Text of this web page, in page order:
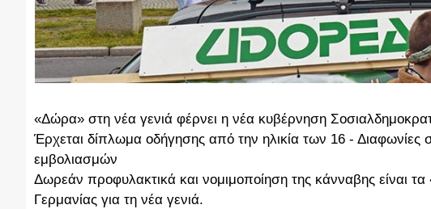
«Δώρα» στη νέα γενιά φέρνει η νέα κυβέρνηση
Έρχεται δίπλωμα οδήγησης από την ηλικία των 16 - Διαφωνίες
εμβολιασμών
Δωρεάν προφυλακτικά και νομιμοποίηση της κάνναβης είναι
Γερμανίας για τη νέα γενιά.